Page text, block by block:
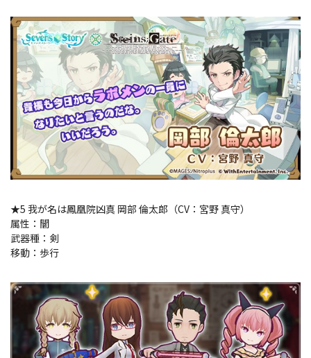
★5 我が名は鳳凰院凶真 岡部 倫太郎（CV：宮野 真守）
属性：闇
武器種：剣
移動：歩行